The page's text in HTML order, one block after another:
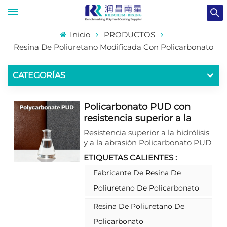
Inicio
PRODUCTOS
Resina De Poliuretano Modificada Con Policarbonato
CATEGORÍAS
Policarbonato PUD con
resistencia superior a la
hidrólisis y la abrasión para
revestimientos de cuero y
textiles
Resistencia superior a la hidrólisis
y a la abrasión Policarbonato PUD
Es una dispersión de poliuretano
de alto rendimiento diseñada
específicamente para sistemas de
recubrimiento ecológicos en
aplicaciones de cuero y textiles.
Como PUD de policarbonato,
mediante un proceso de
ETIQUETAS CALIENTES :
Fabricante De Resina De
Poliuretano De Policarbonato
Resina De Poliuretano De
Policarbonato